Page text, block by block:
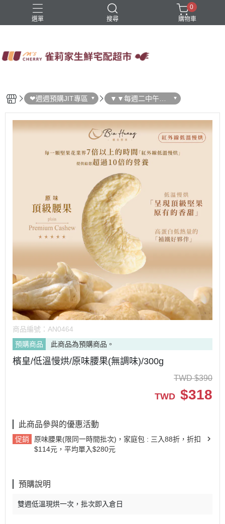
選單 搜尋
0
購物車
❤週週預購JIT專區
▼▼每週二中午結
單▼▼
商品編號： AN0464
預購商品
此商品為預購商品。
檳皇/低溫慢烘/原味腰果(無調味)/300g
TWD $390
TWD $318
此商品參與的優惠活動
促銷
原味腰果(限同一時間批次)，家庭包 : 三入88折，折扣
$114元，平均單入$280元
預購說明
雙週低溫現烘一次，批次即入倉日